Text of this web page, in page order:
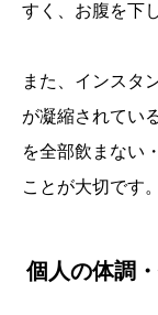
すく、お腹を下
また、インスタ
が凝縮されてい
を全部飲まない
ことが大切です。
個人の体調